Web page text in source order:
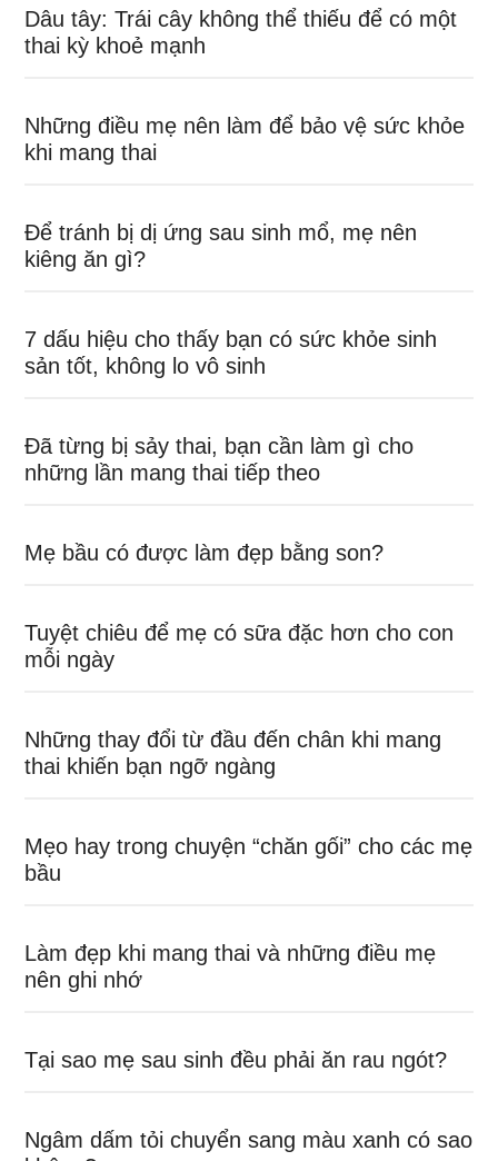
Dâu tây: Trái cây không thể thiếu để có một
thai kỳ khoẻ mạnh
Những điều mẹ nên làm để bảo vệ sức khỏe
khi mang thai
Để tránh bị dị ứng sau sinh mổ, mẹ nên
kiêng ăn gì?
7 dấu hiệu cho thấy bạn có sức khỏe sinh
sản tốt, không lo vô sinh
Đã từng bị sảy thai, bạn cần làm gì cho
những lần mang thai tiếp theo
Mẹ bầu có được làm đẹp bằng son?
Tuyệt chiêu để mẹ có sữa đặc hơn cho con
mỗi ngày
Những thay đổi từ đầu đến chân khi mang
thai khiến bạn ngỡ ngàng
Mẹo hay trong chuyện “chăn gối” cho các mẹ
bầu
Làm đẹp khi mang thai và những điều mẹ
nên ghi nhớ
Tại sao mẹ sau sinh đều phải ăn rau ngót?
Ngâm dấm tỏi chuyển sang màu xanh có sao